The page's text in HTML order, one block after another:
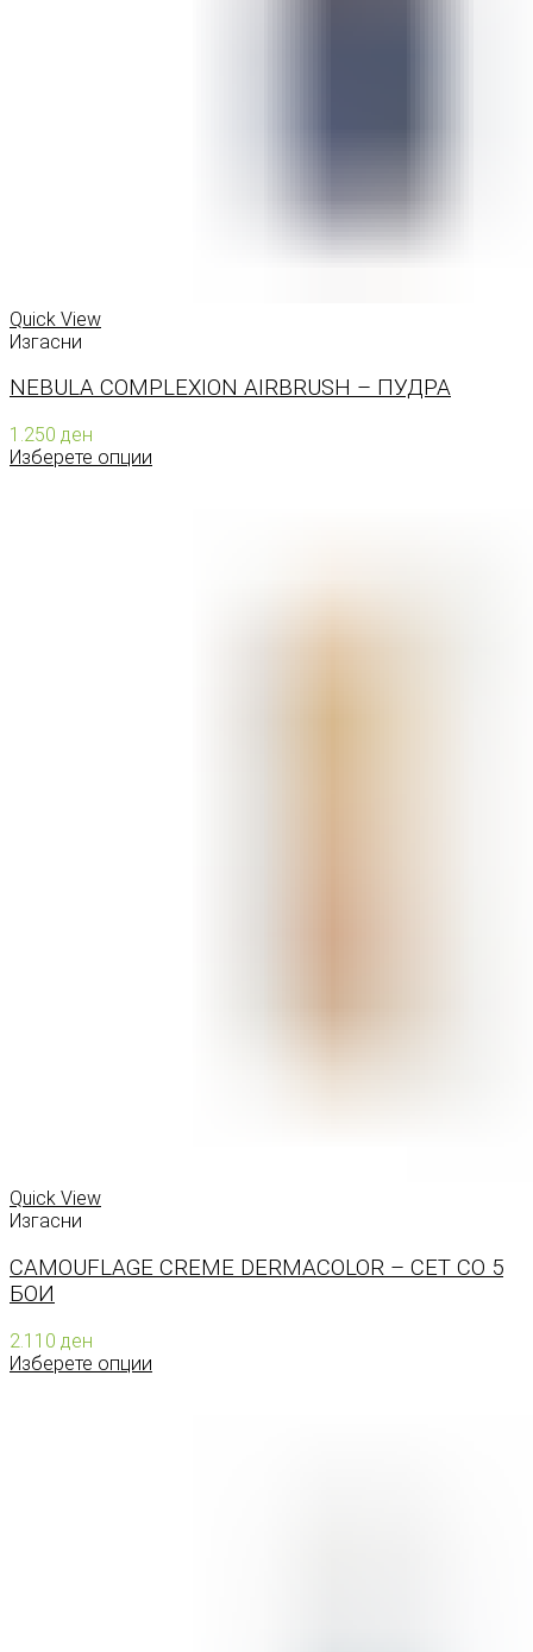
Quick View
Изгасни
NEBULA COMPLEXION AIRBRUSH – ПУДРА
1.250 ден
Изберете опции
Quick View
Изгасни
CAMOUFLAGE CREME DERMACOLOR – СЕТ СО 5
БОИ
2.110 ден
Изберете опции